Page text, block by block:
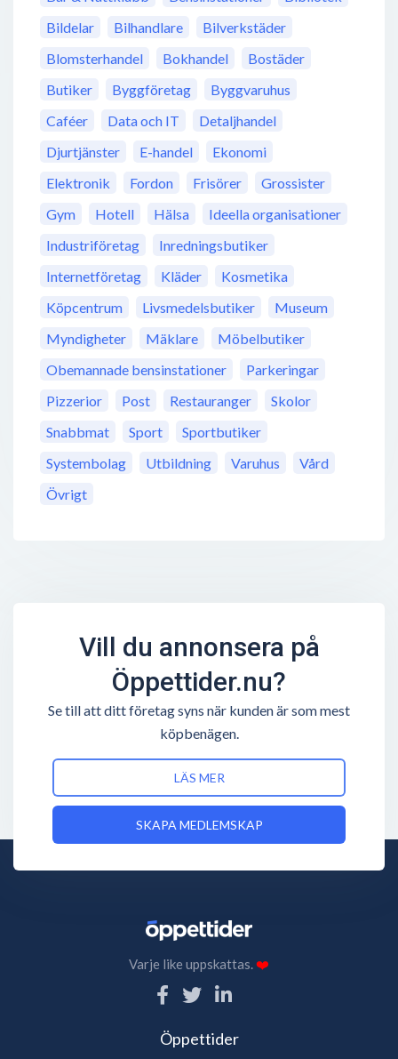
Bildelar
Bilhandlare
Bilverkstäder
Blomsterhandel
Bokhandel
Bostäder
Butiker
Byggföretag
Byggvaruhus
Caféer
Data och IT
Detaljhandel
Djurtjänster
E-handel
Ekonomi
Elektronik
Fordon Frisörer
Grossister
Gym
Hotell Hälsa
Ideella organisationer
Industriföretag
Inredningsbutiker
Internetföretag
Kläder
Kosmetika
Köpcentrum
Livsmedelsbutiker
Museum
Myndigheter
Mäklare
Möbelbutiker
Obemannade bensinstationer
Parkeringar
Pizzerior
Post Restauranger
Skolor
Snabbmat
Sport
Sportbutiker
Systembolag
Utbildning Varuhus
Vård
Övrigt
Vill du annonsera på
Öppettider.nu?
Se till att ditt företag syns när kunden är som mest
köpbenägen.
LÄS MER
SKAPA MEDLEMSKAP
Varje like uppskattas.❤️
Öppettider